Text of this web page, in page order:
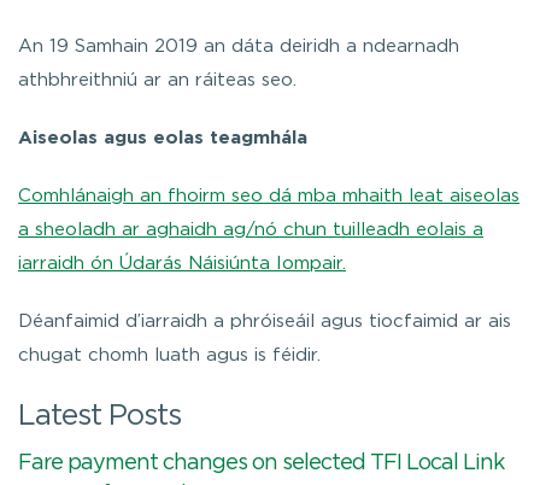
An 19 Samhain 2019 an dáta deiridh a ndearnadh
athbhreithniú ar an ráiteas seo.
Aiseolas agus eolas teagmhála
Comhlánaigh an fhoirm seo dá mba mhaith leat aiseolas
a sheoladh ar aghaidh ag/nó chun tuilleadh eolais a
iarraidh ón Údarás Náisiúnta Iompair.
Déanfaimid d’iarraidh a phróiseáil agus tiocfaimid ar ais
chugat chomh luath agus is féidir.
Latest Posts
Fare payment changes on selected TFI Local Link